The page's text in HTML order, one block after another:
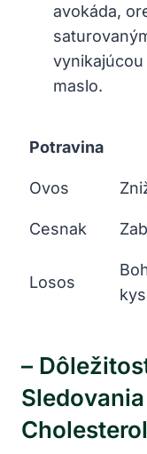
avokáda,
maslo.
Potravina
Ovos
Cesnak
Losos
–